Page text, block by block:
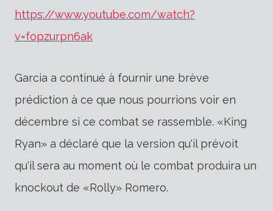
https://www.youtube.com/watch?
v=fopzurpn6ak
Garcia a continué à fournir une brève
prédiction à ce que nous pourrions voir en
décembre si ce combat se rassemble. «King
Ryan» a déclaré que la version qu'il prévoit
qu'il sera au moment où le combat produira un
knockout de «Rolly» Romero.